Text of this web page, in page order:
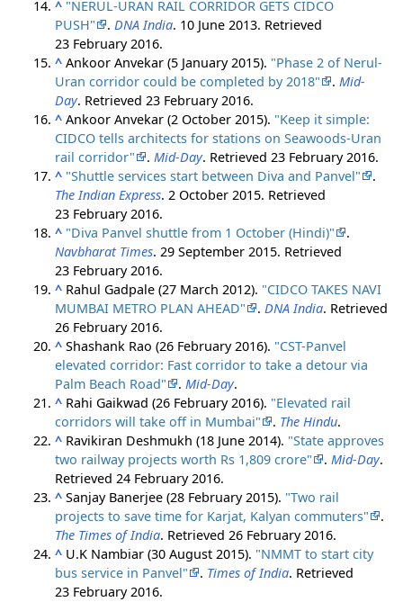
^ "NERUL-URAN RAIL CORRIDOR GETS CIDCO
PUSH"
.DNA India. 10 June 2013. Retrieved
23 February2016.
^ Ankoor Anvekar (5 January 2015). "Phase 2 of Nerul-
Uran corridor could be completed by 2018"
.Mid-
Day. Retrieved23 February2016.
^ Ankoor Anvekar (2 October 2015). "Keep it simple:
CIDCO tells architects for stations on Seawoods-Uran
rail corridor"
.Mid-Day. Retrieved23 February2016.
^ "Shuttle services start between Diva and Panvel"
.
The Indian Express. 2 October 2015. Retrieved
23 February2016.
^ "Diva Panvel shuttle from 1 October (Hindi)"
.
Navbharat Times. 29 September 2015. Retrieved
23 February2016.
^ Rahul Gadpale (27 March 2012). "CIDCO TAKES NAVI
MUMBAI METRO PLAN AHEAD"
.DNA India. Retrieved
26 February2016.
^ Shashank Rao (26 February 2016). "CST-Panvel
elevated corridor: Fast corridor to take a detour via
Palm Beach Road"
.Mid-Day.
^ Rahi Gaikwad (26 February 2016). "Elevated rail
corridors will take off in Mumbai"
. The Hindu.
^ Ravikiran Deshmukh (18 June 2014). "State approves
two railway projects worth Rs 1,809 crore"
.Mid-Day.
Retrieved24 February2016.
^ Sanjay Banerjee (28 February 2015). "Two rail
projects to save time for Karjat, Kalyan commuters"
.
The Times of India. Retrieved26 February2016.
^ U.K Nambiar (30 August 2015). "NMMT to start city
bus service in Panvel"
. Times of India. Retrieved
23 February2016.